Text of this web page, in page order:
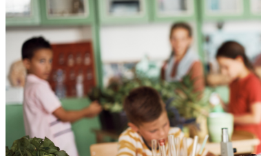
Maternelle 4 ans
Projets pédagogiques particuliers
Offre de services aux élèves HDAA
Cours d’été
PHARE – Cap vers ta réussite
Formation professionnelle
Éducation des adultes
SARCA - Retour aux études
Service aux entreprises Geyser formation